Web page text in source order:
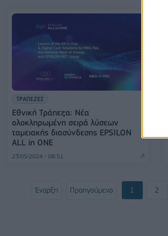
ΤΡΑΠΕΖΕΣ
Εθνική Τράπεζα: Νέα
ολοκληρωμένη σειρά λύσεων
ταμειακής διασύνδεσης EPSILON
ALL in ONE
23/05/2024 - 08:51
Έναρξη Προηγούμενο 1 2